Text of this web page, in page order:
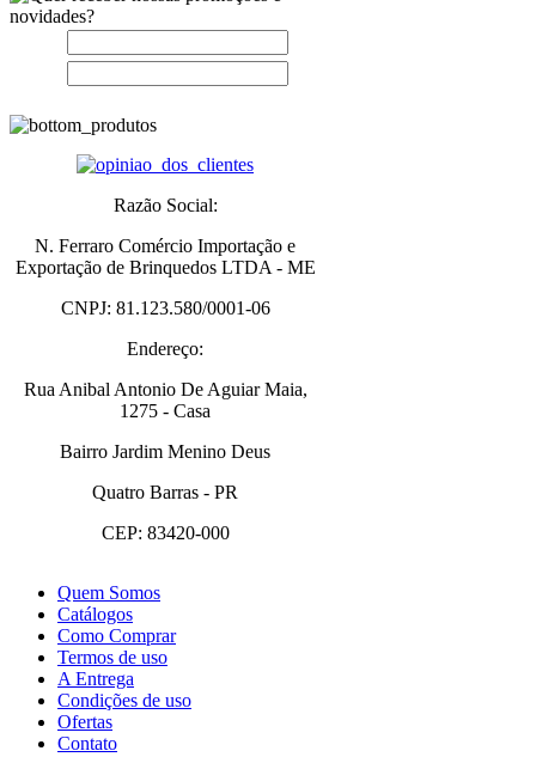
Razão Social:
N. Ferraro Comércio Importação e
Exportação de Brinquedos LTDA - ME
CNPJ: 81.123.580/0001-06
Endereço:
Rua Anibal Antonio De Aguiar Maia,
1275 - Casa
Bairro Jardim Menino Deus
Quatro Barras - PR
CEP: 83420-000
Quem Somos
Catálogos
Como Comprar
Termos de uso
A Entrega
Condições de uso
Ofertas
Contato